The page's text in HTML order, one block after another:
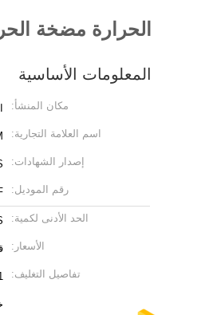
الحرارة مضخة
المعلومات الأساسية
مكان المنشأ:
اسم العلامة التجارية:
إصدار الشهادات:
رقم الموديل:
الحد الأدنى لكمية:
الأسعار:
تفاصيل التغليف: